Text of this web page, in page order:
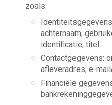
zoals:
achternaam,
identificatie, titel.
Contactgegevens:
afleveradres, e-
Financiële